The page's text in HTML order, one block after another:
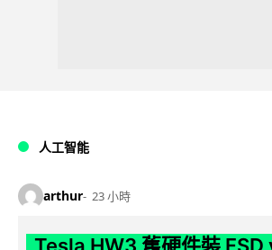
人工智能
arthur 23 小時
Tesla HW3 舊硬件裝 FSD